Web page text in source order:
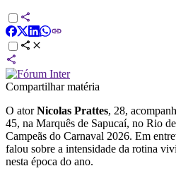
Compartilhar matéria
O atorNicolas Prattes, 28,
45, na Marquês de Sapucaí, no Rio
Campeãs do Carnaval 2026. Em
falou sobre a intensidade da rotina
nesta época do ano.